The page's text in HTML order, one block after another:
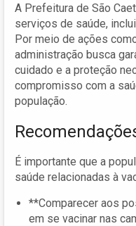
A Prefeitura de São
serviços de saúde,
Por meio de ações
administração busca
cuidado e a proteção
compromisso com a
população.
É importante que a
saúde relacionadas à
**Comparecer aos
em se vacinar nas